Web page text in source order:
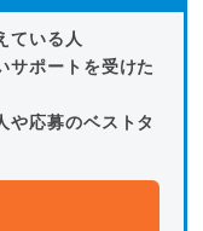
ている人
サポートを受けた
や応募のベストタ